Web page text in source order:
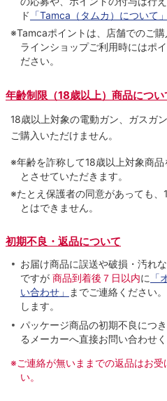
ド 「Tamca（タムカ）について」
※Tamcaポイントは、店舗でのご
ラインショップご利用時にはポ
ださい。
年齢制限（18歳以上）商品につい
18歳以上対象の電動ガン、ガスガ
ご購入いただけません。
※年齢を詐称して18歳以上対象商
とさせていただきます。
※たとえ保護者の同意があっても、
とはできません。
初期不良・返品について
お届け商品に誤送や破損・汚れ
ですが 商品到着後７日以内に
い合わせ」 までご連絡ください
します。
パッケージ商品の初期不良につ
るメーカーへ直接お問い合わせく
※ご連絡が無いままでの返品はお
い。